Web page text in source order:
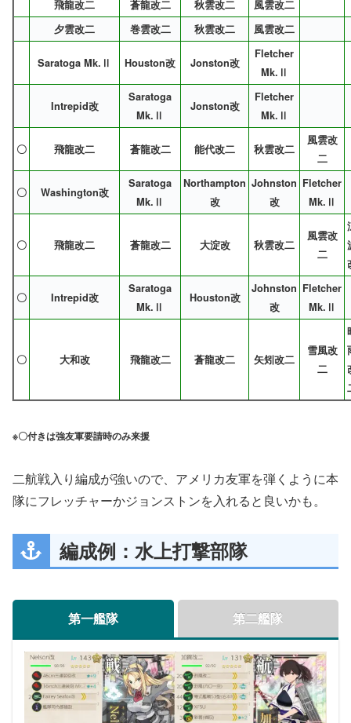
飛龍改二 蒼龍改二 秋雲改二
風雲改二
夕雲改二
巻雲改二 秋雲改二 風雲改二
Saratoga Mk.Ⅱ Houston改 Jonston改
Fletcher
Mk.Ⅱ
Intrepid改
Saratoga
Mk.Ⅱ
Jonston改
Fletcher
Mk.Ⅱ
〇 飛龍改二 蒼龍改二 能代改二 秋雲改二
風雲改
二
〇 Washington改
Saratoga
Mk.Ⅱ
Northampton
改
Johnston
改
Fletcher
Mk.Ⅱ
〇 飛龍改二 蒼龍改二 大淀改 秋雲改二
風雲改
二
〇 Intrepid改
Saratoga
Mk.Ⅱ
Houston改
Johnston
改
Fletcher
Mk.Ⅱ
〇 大和改 飛龍改二 蒼龍改二 矢矧改二
雪風改
二
※〇付きは強友軍要請時のみ来援
二航戦入り編成が強いので、アメリカ友軍を弾くように本
隊にフレッチャーかジョンストンを入れると良いかも。
編成例：水上打撃部隊
第一艦隊 第二艦隊